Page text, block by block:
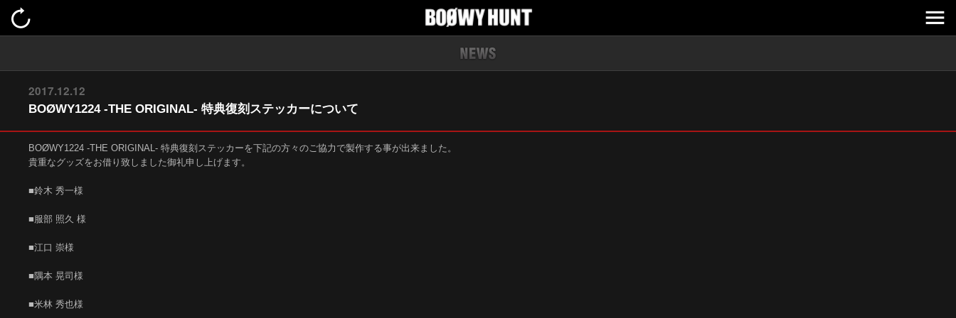
2017.12.12
BOØWY1224 -THE ORIGINAL- 特典復刻ステッカーについて
BOØWY1224 -THE ORIGINAL- 特典復刻ステッカーを下記の方々のご協力で製作する事が出来ました。
貴重なグッズをお借り致しました御礼申し上げます。
■鈴木 秀一様
■服部 照久 様
■江口 崇様
■隅本 晃司様
■米林 秀也様